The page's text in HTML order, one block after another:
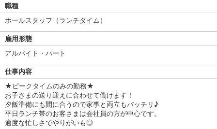
職種
ホールスタッフ（ランチタイム）
雇用形態
アルバイト・パート
仕事内容
★ピークタイムのみの勤務★
お子さまの送り迎えに合わせて働けます！
夕飯準備にも間に合うので家事と両立もバッチリ♪
平日ランチ帯のお客さまは会社員の方が中心です。
適度な忙しさでやりがいも◎